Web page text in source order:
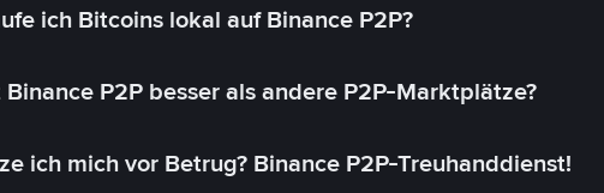
ich Bitcoins lokal auf Binance P2P?
P2P besser als andere P2P-Marktplätze?
ich mich vor Betrug? Binance P2P-Treuhanddienst!